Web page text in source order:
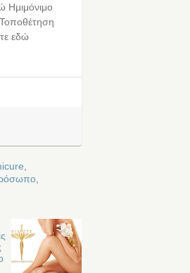
Ημιμόνιμο
εδώ
,